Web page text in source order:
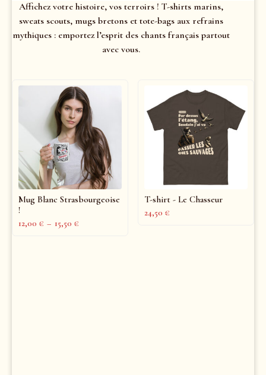
Affichez votre histoire, vos terroirs ! T-shirts marins,
sweats scouts, mugs bretons et tote-bags aux refrains
mythiques : emportez l’esprit des chants français partout
avec vous.
Mug Blanc Strasbourgeoise
!
12,00 € – 15,50 €
T-shirt - Le Chasseur
24,50 €